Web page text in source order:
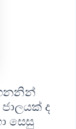
ගනනින්
ද
සෙසු